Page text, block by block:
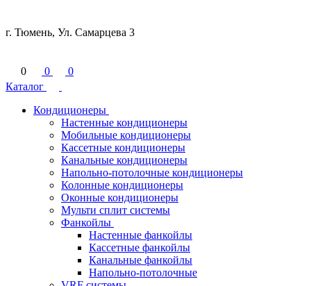
г. Тюмень, Ул. Самарцева 3
0 0
0
Каталог
Кондиционеры
Настенные кондиционеры
Мобильные кондиционеры
Кассетные кондиционеры
Канальные кондиционеры
Напольно-потолочные кондиционеры
Колонные кондиционеры
Оконные кондиционеры
Мульти сплит системы
Фанкойлы
Настенные фанкойлы
Кассетные фанкойлы
Канальные фанкойлы
Напольно-потолочные